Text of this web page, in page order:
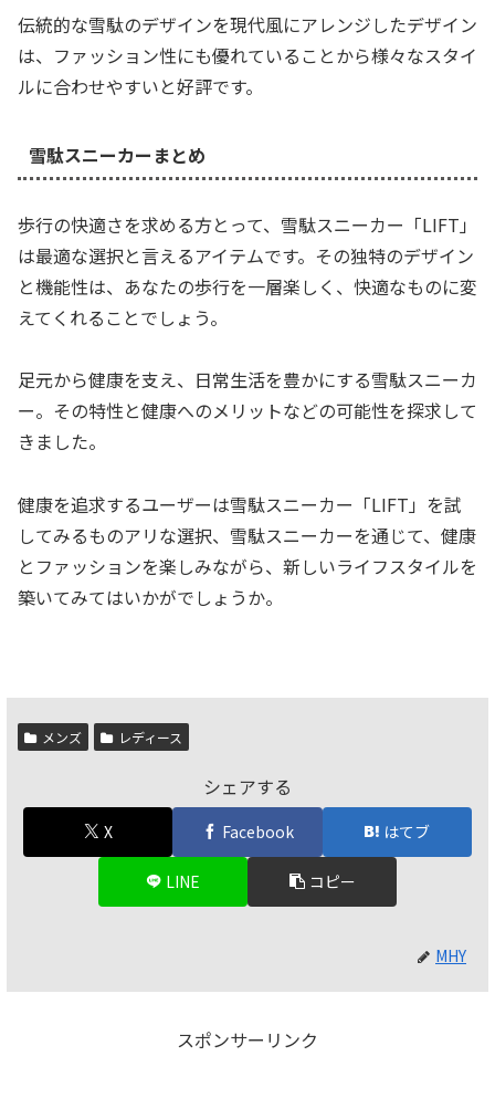
伝統的な雪駄のデザインを現代風にアレンジしたデザイン
は、ファッション性にも優れていることから様々なスタイ
ルに合わせやすいと好評です。
雪駄スニーカーまとめ
歩行の快適さを求める方とって、雪駄スニーカー「LIFT」
は最適な選択と言えるアイテムです。その独特のデザイン
と機能性は、あなたの歩行を一層楽しく、快適なものに変
えてくれることでしょう。
足元から健康を支え、日常生活を豊かにする雪駄スニーカ
ー。その特性と健康へのメリットなどの可能性を探求して
きました。
健康を追求するユーザーは雪駄スニーカー「LIFT」を試
してみるものアリな選択、雪駄スニーカーを通じて、健康
とファッションを楽しみながら、新しいライフスタイルを
築いてみてはいかがでしょうか。
メンズ レディース
シェアする
X Facebook はてブ
LINE コピー
MHY
スポンサーリンク